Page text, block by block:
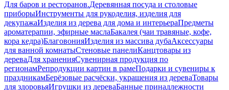
Для баров и ресторанов.Деревянная посуда и столовые
приборыИнструменты для рукоделия, изделия для
декупажаИзделия из дерева для дома и интерьераПредметы
ароматерапии, эфирные маслаБакалея (чаи травяные, кофе,
кора кедра)БлаговонияИзделия из массива дубаАксессуары
для ванной комнатыСтеновые панелиКанцтовары из
дереваДля храненияСувенирная продукция по
регионамРепродукции картин в рамеПодарки и сувениры к
праздникамБерёзовые расчёски, украшения из дереваТовары
для здоровьяИгрушки из дереваБанные принадлежности